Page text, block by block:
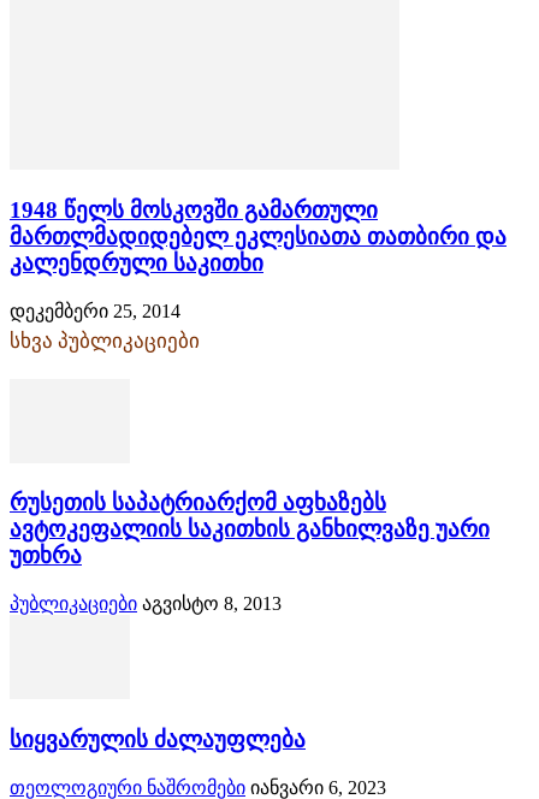
1948 წელს მოსკოვში გამართული
მართლმადიდებელ ეკლესიათა თათბირი და
კალენდრული საკითხი
დეკემბერი 25, 2014
სხვა პუბლიკაციები
რუსეთის საპატრიარქომ აფხაზებს
ავტოკეფალიის საკითხის განხილვაზე უარი
უთხრა
პუბლიკაციები აგვისტო 8, 2013
სიყვარულის ძალაუფლება
თეოლოგიური ნაშრომები იანვარი 6, 2023